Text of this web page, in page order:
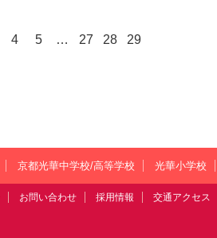
4 5 … 27 28 29
京都光華中学校/高等学校 光華小学校
お問い合わせ 採用情報 交通アクセス